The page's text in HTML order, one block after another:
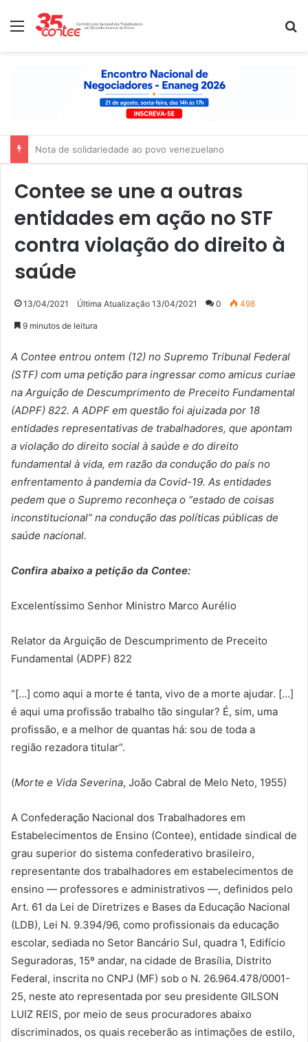
Menu
Nota de solidariedade ao povo venezuelano
Contee se une a outras
entidades em ação no STF
contra violação do direito à
saúde
13/04/2021 Última Atualização 13/04/2021 0 498
9 minutos de leitura
A Contee entrou ontem (12) no Supremo Tribunal Federal
(STF) com uma petição para ingressar como amicus curiae
na Arguição de Descumprimento de Preceito Fundamental
(ADPF) 822. A ADPF em questão foi ajuizada por 18
entidades representativas de trabalhadores, que apontam
a violação do direito social à saúde e do direito
fundamental à vida, em razão da condução do país no
enfrentamento à pandemia da Covid-19. As entidades
pedem que o Supremo reconheça o “estado de coisas
inconstitucional” na condução das políticas públicas de
saúde nacional.
Confira abaixo a petição da Contee:
Excelentíssimo Senhor Ministro Marco Aurélio
Relator da Arguição de Descumprimento de Preceito
Fundamental (ADPF) 822
“[…] como aqui a morte é tanta, vivo de a morte ajudar. […]
é aqui uma profissão trabalho tão singular? É, sim, uma
profissão, e a melhor de quantas há: sou de toda a
região rezadora titular”.
(Morte e Vida Severina, João Cabral de Melo Neto, 1955)
A Confederação Nacional dos Trabalhadores em
Estabelecimentos de Ensino (Contee), entidade sindical de
grau superior do sistema confederativo brasileiro,
representante dos trabalhadores em estabelecimentos de
ensino — professores e administrativos —, definidos pelo
Art. 61 da Lei de Diretrizes e Bases da Educação Nacional
(LDB), Lei N. 9.394/96, como profissionais da educação
escolar, sediada no Setor Bancário Sul, quadra 1, Edifício
Seguradoras, 15º andar, na cidade de Brasília, Distrito
Federal, inscrita no CNPJ (MF) sob o N. 26.964.478/0001-
25, neste ato representada por seu presidente GILSON
LUIZ REIS, por meio de seus procuradores abaixo
discriminados, os quais receberão as intimações de estilo,